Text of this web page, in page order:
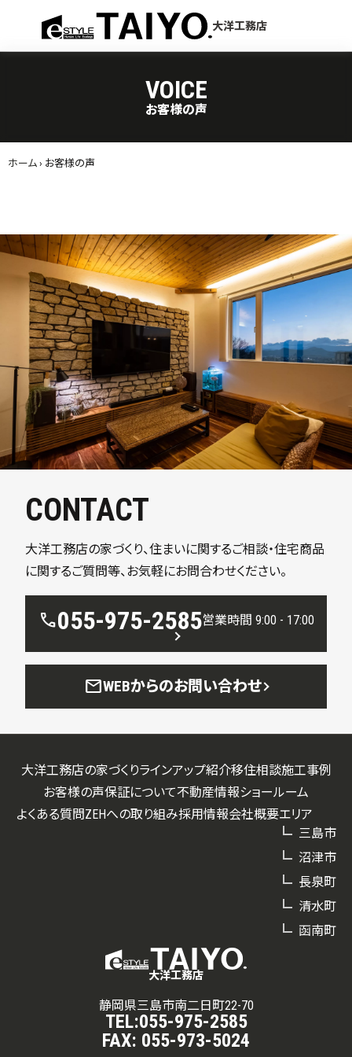
大洋工務店
VOICE
お客様の声
ホーム › お客様の声
CONTACT
大洋工務店の家づくり、住まいに関するご相談・住宅商品
に関するご質問等、お気軽にお問合わせください。
call055-975-2585営業時間 9:00 - 17:00
mailWEBからのお問い合わせ
大洋工務店
静岡県三島市南二日町22-70
TEL:055-975-2585
FAX: 055-973-5024
大洋工務店の家づくりラインアップ紹介移住相談施工事例
お客様の声保証について不動産情報ショールーム
よくある質問ZEHへの取り組み採用情報会社概要エリア
三島市
沼津市
長泉町
清水町
函南町